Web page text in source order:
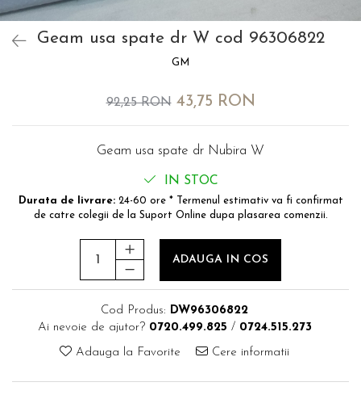
TIGRA-B 2004-2009
ZAFIRA
Mazda CX-80 KL
SX4 S-CROSS Hybrid 48V 2020-
prezent
VITARA 2015-prezent
VITARA Hybrid 48V 2020-prezent
VITARA Strong Hybrid 140V 2022-
Geam usa spate dr W cod 96306822
GM
92,25 RON 43,75 RON
Geam usa spate dr Nubira W
IN STOC
Durata de livrare:24-60 ore * Termenul estimativ va fi confirmat
de catre colegii de la Suport Online dupa plasarea comenzii.
ADAUGA IN COS
Cod Produs: DW96306822
Ai nevoie de ajutor? 0720.499.825 / 0724.515.273
Adauga la Favorite Cere informatii